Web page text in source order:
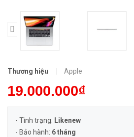
Thương hiệu Apple
19.000.000₫
- Tình trạng: Likenew
- Bảo hành: 6 tháng